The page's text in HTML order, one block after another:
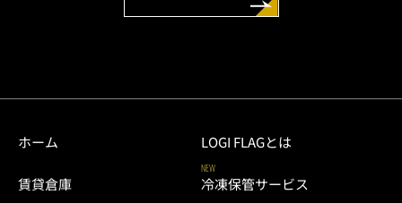
ホーム LOGI FLAGとは
賃貸倉庫
NEW
冷凍保管サービス